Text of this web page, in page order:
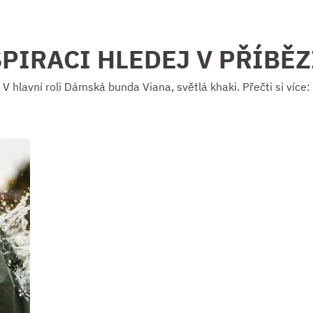
HLEDEJ V
V hlavní roli Dámská bunda Viana, světlá khaki. Přečti si více: